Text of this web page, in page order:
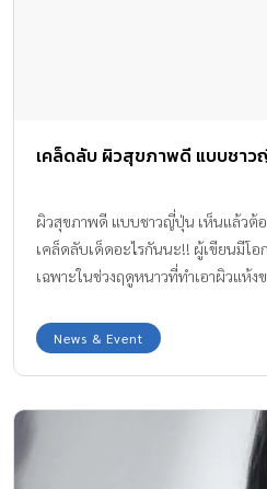
เคล็ดลับ ผิวสุขภาพดี แบบชา
ผิวสุขภาพดี แบบชาวญี่ปุ่น เห็นแล้วต้อ
เคล็ดลับเด็ดอะไรกันนะ!! ผู้เขียนมีโ
เฉพาะในช่วงฤดูหนาวที่ทำเอาผิวแห้
สองข้างแก้มแดงระเรื่อมีเลือดฝาด แถ
แบบนี้ไม่รอช้าทีมงาน Amarin Baby
News & Event